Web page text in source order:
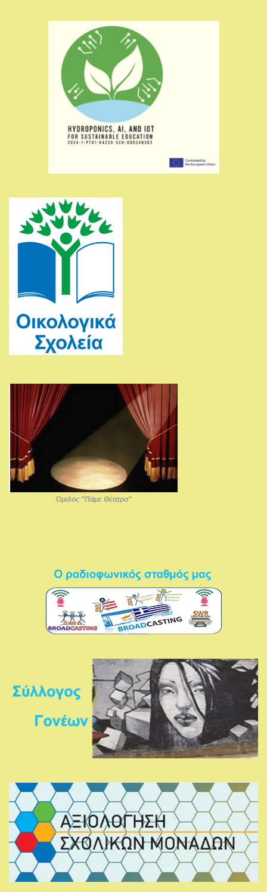
Όμιλος "Πάμε Θέατρο"